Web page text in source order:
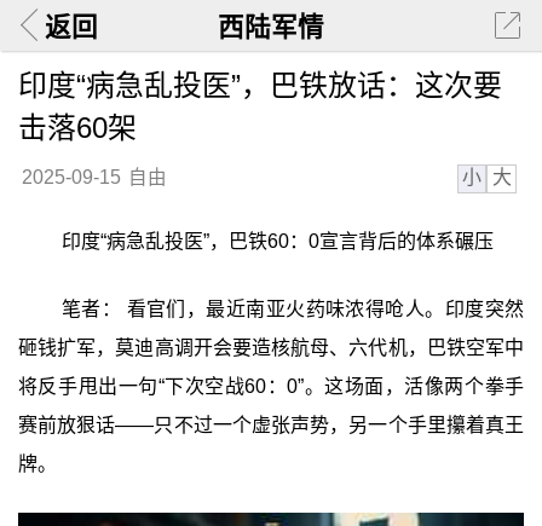
返回 西陆军情
印度“病急乱投医”，巴铁放话：这次要
击落60架
2025-09-15 自由 小 大
印度“病急乱投医”，巴铁60：0宣言背后的体系碾压
笔者： 看官们，最近南亚火药味浓得呛人。印度突然
砸钱扩军，莫迪高调开会要造核航母、六代机，巴铁空军中
将反手甩出一句“下次空战60：0”。这场面，活像两个拳手
赛前放狠话——只不过一个虚张声势，另一个手里攥着真王
牌。